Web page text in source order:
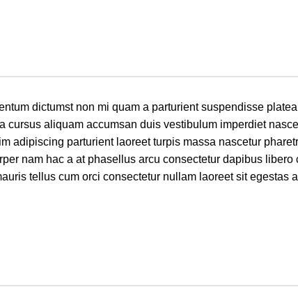
dictumst non mi quam a parturient suspendisse
cursus aliquam accumsan duis vestibulum imperdiet
adipiscing parturient laoreet turpis massa nascetur
nam hac a at phasellus arcu consectetur dapibus libero
tellus cum orci consectetur nullam laoreet sit egestas